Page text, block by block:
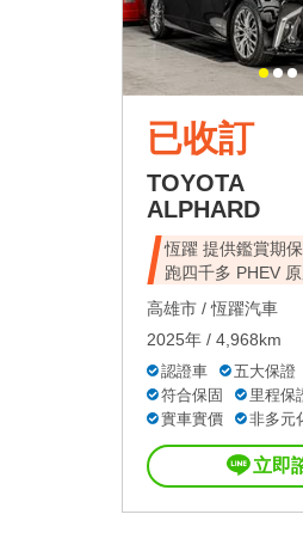
已收訂
TOYOTA
ALPHARD
恆躍 提供鑑賞期
跑四千多 PHEV
高雄市 /恆躍汽車
2025年 / 4,968km
認證車
五大保證
符合保固
里程保
實車實價
非多元
立即